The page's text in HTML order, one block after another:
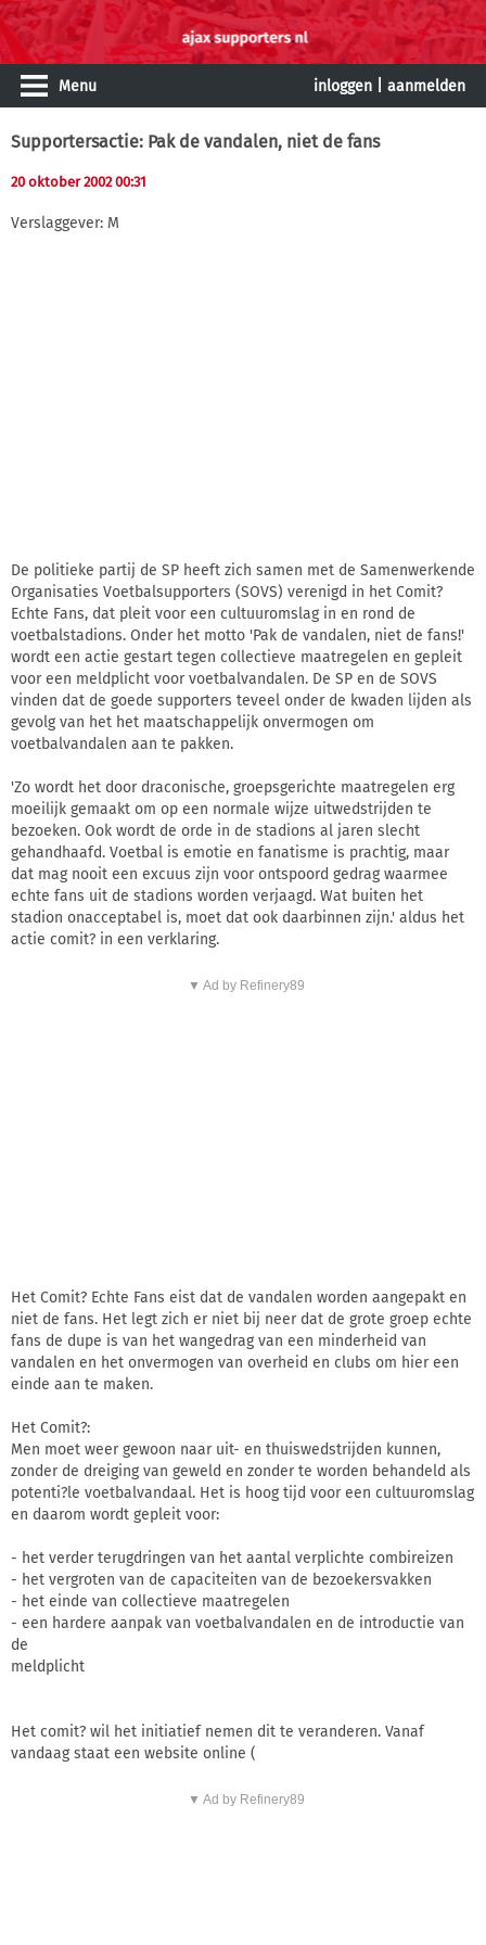
Menu inloggen aanmelden
Supportersactie: Pak de vandalen, niet de fans
20 oktober 2002 00:31
Verslaggever: M
De politieke partij de SP heeft zich samen met de Samenwerkende
Organisaties Voetbalsupporters (SOVS) verenigd in het Comit?
Echte Fans, dat pleit voor een cultuuromslag in en rond de
voetbalstadions. Onder het motto 'Pak de vandalen, niet de fans!'
wordt een actie gestart tegen collectieve maatregelen en gepleit
voor een meldplicht voor voetbalvandalen. De SP en de SOVS
vinden dat de goede supporters teveel onder de kwaden lijden als
gevolg van het het maatschappelijk onvermogen om
voetbalvandalen aan te pakken.
'Zo wordt het door draconische, groepsgerichte maatregelen erg
moeilijk gemaakt om op een normale wijze uitwedstrijden te
bezoeken. Ook wordt de orde in de stadions al jaren slecht
gehandhaafd. Voetbal is emotie en fanatisme is prachtig, maar
dat mag nooit een excuus zijn voor ontspoord gedrag waarmee
echte fans uit de stadions worden verjaagd. Wat buiten het
stadion onacceptabel is, moet dat ook daarbinnen zijn.' aldus het
actie comit? in een verklaring.
▼ Ad by Refinery89
Het Comit? Echte Fans eist dat de vandalen worden aangepakt en
niet de fans. Het legt zich er niet bij neer dat de grote groep echte
fans de dupe is van het wangedrag van een minderheid van
vandalen en het onvermogen van overheid en clubs om hier een
einde aan te maken.
Het Comit?:
Men moet weer gewoon naar uit- en thuiswedstrijden kunnen,
zonder de dreiging van geweld en zonder te worden behandeld als
potenti?le voetbalvandaal. Het is hoog tijd voor een cultuuromslag
en daarom wordt gepleit voor:
- het verder terugdringen van het aantal verplichte combireizen
- het vergroten van de capaciteiten van de bezoekersvakken
- het einde van collectieve maatregelen
- een hardere aanpak van voetbalvandalen en de introductie van
de
meldplicht
Het comit? wil het initiatief nemen dit te veranderen. Vanaf
vandaag staat een website online (
▼ Ad by Refinery89